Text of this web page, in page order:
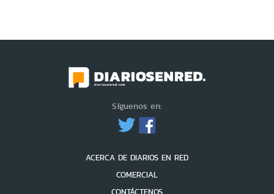
Síguenos en:
ACERCA DE DIARIOS EN RED
COMERCIAL